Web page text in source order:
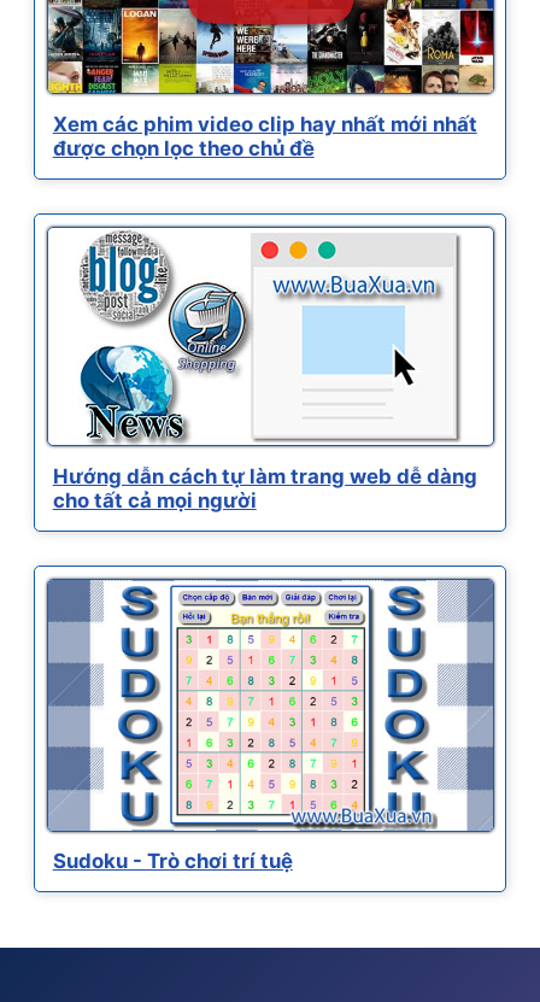
Xem các phim video clip hay nhất mới nhất
được chọn lọc theo chủ đề
Hướng dẫn cách tự làm trang web dễ dàng
cho tất cả mọi người
Sudoku - Trò chơi trí tuệ